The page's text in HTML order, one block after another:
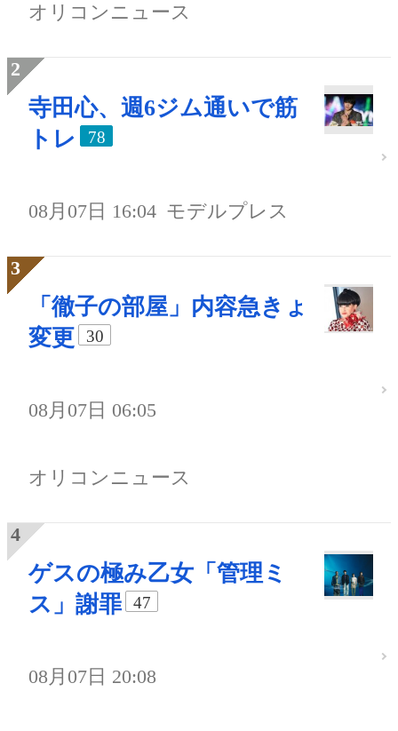
オリコンニュース
寺田心、週6ジム通いで筋
トレ
78
08月07日 16:04 モデルプレス
「徹子の部屋」内容急きょ
変更
30
08月07日 06:05
オリコンニュース
ゲスの極み乙女「管理ミ
ス」謝罪
47
08月07日 20:08